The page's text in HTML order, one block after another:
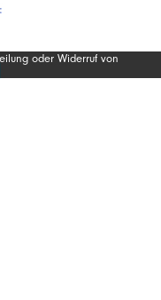
oder Widerruf von